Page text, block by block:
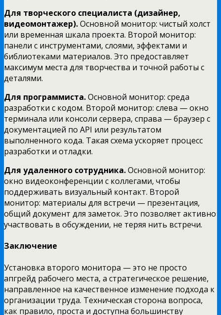
Для творческого специалиста (дизайнер,
видеомонтажер).Основной монитор: чистый холст
или временная шкала проекта. Второй монитор:
панели с инструментами, слоями, эффектами и
библиотеками материалов. Это предоставляет
максимум места для творчества и точной работы с
деталями.
Для программиста.Основной монитор: среда
разработки с кодом. Второй монитор: слева — окно
терминала или консоли сервера, справа — браузер с
документацией по API или результатом
выполненного кода. Такая схема ускоряет процесс
разработки и отладки.
Для удаленного сотрудника.Основной монитор:
окно видеоконференции с коллегами, чтобы
поддерживать визуальный контакт. Второй
монитор: материалы для встречи — презентация,
общий документ для заметок. Это позволяет активно
участвовать в обсуждении, не теряя нить встречи.
Заключение
Установка второго монитора — это не просто
апгрейд рабочего места, а стратегическое решение,
направленное на качественное изменение подхода к
организации труда. Техническая сторона вопроса,
как правило, проста и доступна большинству